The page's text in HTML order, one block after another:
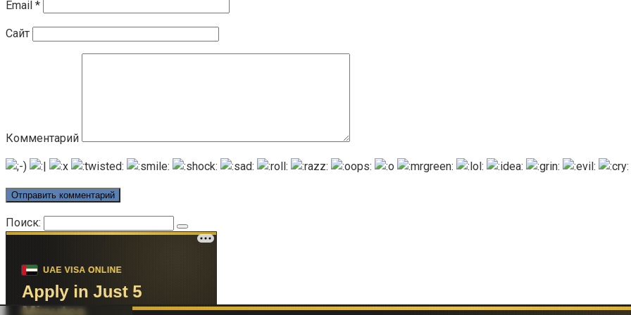
Email *
Сайт
Комментарий
Поиск: